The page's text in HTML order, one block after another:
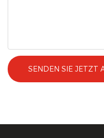
SENDEN SIE JETZT